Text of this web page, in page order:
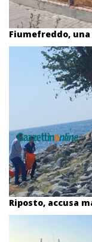
Fiumefreddo,
Riposto, accusa